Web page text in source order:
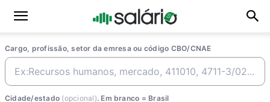
Cargo, profissão, setor da emresa ou código CBO/CNAE
Cidade/estado (opcional). Em branco = Brasil